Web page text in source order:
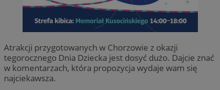
Atrakcji przygotowanych w Chorzowie z okazji
tegorocznego Dnia Dziecka jest dosyć dużo. Dajcie znać
w komentarzach, która propozycja wydaje wam się
najciekawsza.